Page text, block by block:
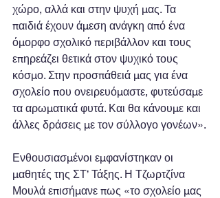
χώρο, αλλά και στην ψυχή μας. Τα
παιδιά έχουν άμεση ανάγκη από ένα
όμορφο σχολικό περιβάλλον και τους
επηρεάζει θετικά στον ψυχικό τους
κόσμο. Στην προσπάθειά μας για ένα
σχολείο που ονειρευόμαστε, φυτεύσαμε
τα αρωματικά φυτά. Και θα κάνουμε και
άλλες δράσεις με τον σύλλογο γονέων».
Ενθουσιασμένοι εμφανίστηκαν οι
μαθητές της ΣΤ’ Τάξης. Η Τζωρτζίνα
Μουλά επισήμανε πως «το σχολείο μας